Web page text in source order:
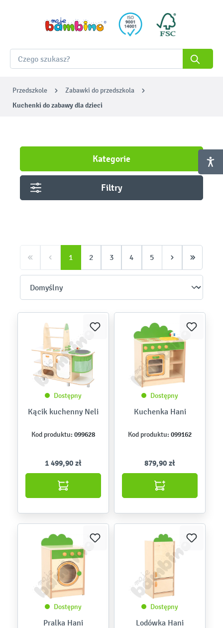
Przedszkole Zabawki do przedszkola
Kuchenki do zabawy dla dzieci
Kategorie
Filtry
1 2 3 4 5
Dostępny
Kącik kuchenny Neli
Kod produktu: 099628
1 499,90 zł
Dostępny
Kuchenka Hani
Kod produktu: 099162
879,90 zł
Dostępny
Pralka Hani
Dostępny
Lodówka Hani